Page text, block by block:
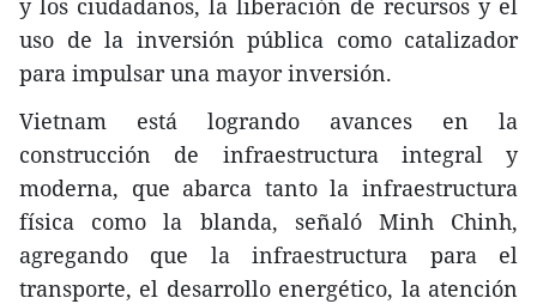
y los ciudadanos, la liberación de recursos y el
uso de la inversión pública como catalizador
para impulsar una mayor inversión.
Vietnam está logrando avances en la
construcción de infraestructura integral y
moderna, que abarca tanto la infraestructura
física como la blanda, señaló Minh Chinh,
agregando que la infraestructura para el
transporte, el desarrollo energético, la atención